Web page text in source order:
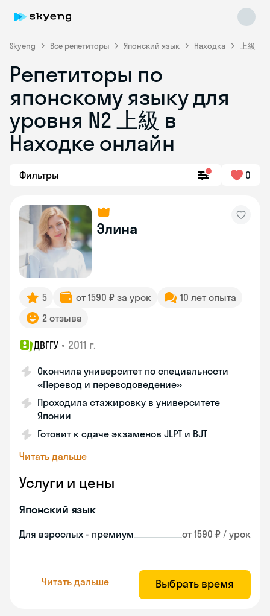
Skyeng Все репетиторы Японский язык Находка 上級
Репетиторы по
японскому языку для
уровня N2 上級 в
Находке онлайн
Фильтры 0
Элина
5 от 1590 ₽ за урок
10 лет опыта
2 отзыва
ДВГГУ • 2011 г.
Окончила университет по специальности
«Перевод и переводоведение»
Проходила стажировку в университете
Японии
Готовит к сдаче экзаменов JLPT и BJT
Читать дальше
Услуги и цены
Японский язык
Для взрослых - премиум от 1590 ₽ / урок
Читать дальше Выбрать время
Skyeng Chat